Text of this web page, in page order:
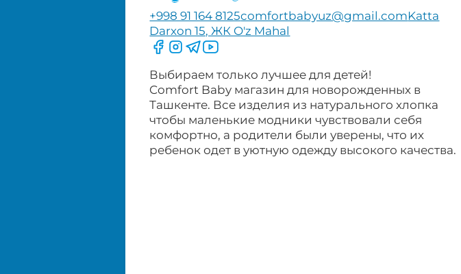
+998 91 164 8125comfortbabyuz@gmail.comKatta
Darxon 15, ЖК O'z Mahal
Следите за нами на Facebook
Следите за нами в Instagram
Следите за нами в Telegram
Следите за нами в YouTube
Выбираем только лучшее для детей!
Comfort Baby магазин для новорожденных в
Ташкенте. Все изделия из натурального хлопка
чтобы маленькие модники чувствовали себя
комфортно, а родители были уверены, что их
ребенок одет в уютную одежду высокого качества.